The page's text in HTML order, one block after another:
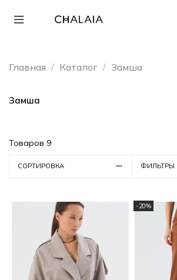
Главная Каталог Замша
Замша
Товаров 9
СОРТИРОВКА ФИЛЬТРЫ
-20%